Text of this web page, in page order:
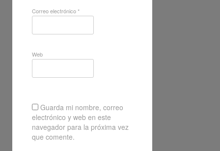
Correo electrónico*
Web
Guarda mi nombre, correo
electrónico y web en este
navegador para la próxima vez
que comente.